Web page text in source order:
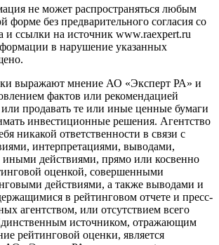
не может распространяться любым
форме без предварительного согласия со
и ссылки на источник www.raexpert.ru
в нарушение указанных
выражают мнение АО «Эксперт РА» и
фактов или рекомендацией
продавать те или иные ценные бумаги
инвестиционные решения. Агентство
никакой ответственности в связи с
интерпретациями, выводами,
действиями, прямо или косвенно
оценкой, совершенными
действиями, а также выводами и
в рейтинговом отчете и пресс-
агентством, или отсутствием всего
источником, отражающим
рейтинговой оценки, является